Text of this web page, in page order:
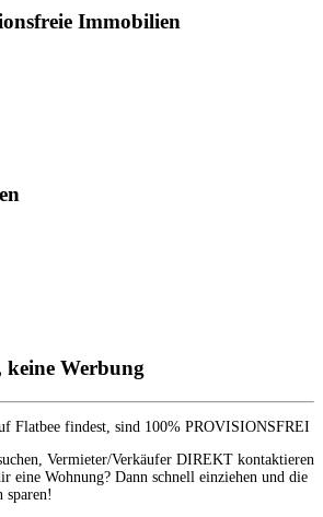
Immobilien
keine Werbung
Flatbee findest, sind 100% PROVISIONSFREI
Vermieter/Verkäufer DIREKT kontaktieren
eine Wohnung? Dann schnell einziehen und die
sparen!